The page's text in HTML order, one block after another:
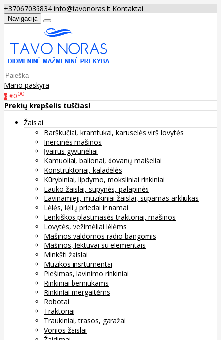
+37067036834 info@tavonoras.lt Kontaktai
Navigacija
Mano paskyra
0 €000
Prekių krepšelis tuščias!
Žaislai
Barškučiai, kramtukai, karuselės virš lovytės
Inercinės mašinos
Įvairūs gyvūnėliai
Kamuoliai, balionai, dovanų maišeliai
Konstruktoriai, kaladėlės
Kūrybiniai, lipdymo, moksliniai rinkiniai
Lauko žaislai, sūpynės, palapinės
Lavinamieji, muzikiniai žaislai, supamas arkliukas
Lėlės, lėlių priedai ir namai
Lenkiškos plastmasės traktoriai, mašinos
Lovytės, vežimėliai lėlėms
Mašinos valdomos radio bangomis
Mašinos, lėktuvai su elementais
Minkšti žaislai
Muzikos insrtumentai
Piešimas, lavinimo rinkiniai
Rinkiniai berniukams
Rinkiniai mergaitėms
Robotai
Traktoriai
Traukiniai, trasos, garažai
Vonios žaislai